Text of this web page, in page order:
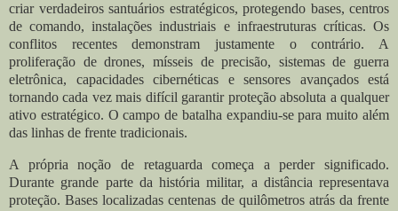
criar verdadeiros santuários estratégicos, protegendo bases, centros
de comando, instalações industriais e infraestruturas críticas. Os
conflitos recentes demonstram justamente o contrário. A
proliferação de drones, mísseis de precisão, sistemas de guerra
eletrônica, capacidades cibernéticas e sensores avançados está
tornando cada vez mais difícil garantir proteção absoluta a qualquer
ativo estratégico. O campo de batalha expandiu-se para muito além
das linhas de frente tradicionais.
A própria noção de retaguarda começa a perder significado.
Durante grande parte da história militar, a distância representava
proteção. Bases localizadas centenas de quilômetros atrás da frente